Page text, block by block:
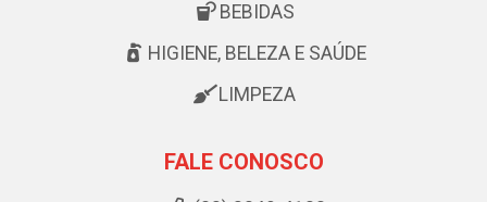
BEBIDAS
HIGIENE, BELEZA E SAÚDE
LIMPEZA
FALE CONOSCO